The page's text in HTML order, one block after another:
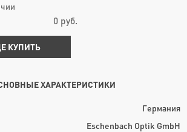
0 руб.
КУПИТЬ
ХАРАКТЕРИСТИКИ
Германия
Eschenbach Optik GmbH